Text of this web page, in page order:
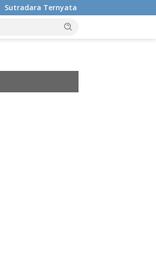
Ini Cinta Beberkan Pengalaman Hidup